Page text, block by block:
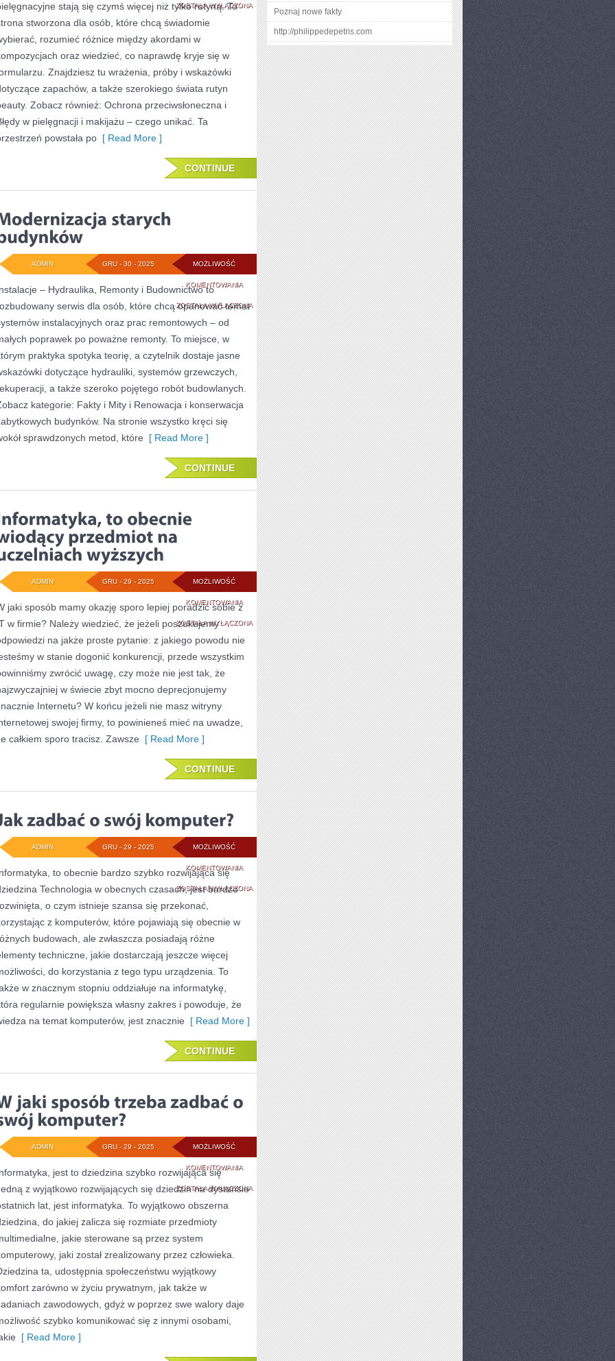
I
PEDICURE
ZOSTAŁA WYŁĄCZONA
stają się czymś więcej niż tylko rutyną. To
stworzona dla osób, które chcą świadomie
rozumieć różnice między akordami w
oraz wiedzieć, co naprawdę kryje się w
Znajdziesz tu wrażenia, próby i wskazówki
zapachów, a także szerokiego świata rutyn
Zobacz również: Ochrona przeciwsłoneczna i
w pielęgnacji i makijażu – czego unikać. Ta
powstała po [ Read More ]
CONTINUE
MOŻLIWOŚĆ
KOMENTOWANIAMODERNIZACJA
STARYCH
BUDYNKÓW
ZOSTAŁA WYŁĄCZONA
GRU - 30 - 2025
ADMIN
– Hydraulika, Remonty i Budownictwo to
serwis dla osób, które chcą opanować temat
instalacyjnych oraz prac remontowych – od
poprawek po poważne remonty. To miejsce, w
praktyka spotyka teorię, a czytelnik dostaje jasne
dotyczące hydrauliki, systemów grzewczych,
a także szeroko pojętego robót budowlanych.
kategorie: Fakty i Mity i Renowacja i konserwacja
budynków. Na stronie wszystko kręci się
sprawdzonych metod, które [ Read More ]
CONTINUE
MOŻLIWOŚĆ
KOMENTOWANIAINFORMATYKA,
TO
OBECNIE
WIODĄCY
PRZEDMIOT
UCZELNIACH
WYŻSZYCH
ZOSTAŁA WYŁĄCZONA
GRU - 29 - 2025
ADMIN
jaki sposób mamy okazję sporo lepiej poradzić sobie z
w firmie? Należy wiedzieć, że jeżeli poszukujemy
na jakże proste pytanie: z jakiego powodu nie
w stanie dogonić konkurencji, przede wszystkim
zwrócić uwagę, czy może nie jest tak, że
w świecie zbyt mocno deprecjonujemy
Internetu? W końcu jeżeli nie masz witryny
swojej firmy, to powinieneś mieć na uwadze,
całkiem sporo tracisz. Zawsze [ Read More ]
CONTINUE
MOŻLIWOŚĆ
KOMENTOWANIAJAK
ZADBAĆ
SWÓJ
KOMPUTER?
ZOSTAŁA WYŁĄCZONA
GRU - 29 - 2025
ADMIN
to obecnie bardzo szybko rozwijająca się
Technologia w obecnych czasach, jest bardzo
o czym istnieje szansa się przekonać,
z komputerów, które pojawiają się obecnie w
budowach, ale zwłaszcza posiadają różne
techniczne, jakie dostarczają jeszcze więcej
do korzystania z tego typu urządzenia. To
w znacznym stopniu oddziałuje na informatykę,
regularnie powiększa własny zakres i powoduje, że
na temat komputerów, jest znacznie [ Read More ]
CONTINUE
MOŻLIWOŚĆ
KOMENTOWANIAW
JAKI
SPOSÓB
TRZEBA
ZADBAĆ
SWÓJ
KOMPUTER?
ZOSTAŁA WYŁĄCZONA
GRU - 29 - 2025
ADMIN
jest to dziedzina szybko rozwijająca się
z wyjątkowo rozwijających się dziedzin na dystansie
lat, jest informatyka. To wyjątkowo obszerna
do jakiej zalicza się rozmiate przedmioty
jakie sterowane są przez system
jaki został zrealizowany przez człowieka.
ta, udostępnia społeczeństwu wyjątkowy
zarówno w życiu prywatnym, jak także w
zawodowych, gdyż w poprzez swe walory daje
szybko komunikować się z innymi osobami,
[ Read More ]
Poznaj nowe fakty
http://philippedepetris.com